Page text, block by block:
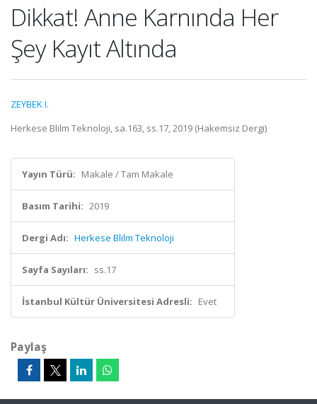
Dikkat! Anne Karnında Her
Şey Kayıt Altında
ZEYBEK I.
Herkese Blilm Teknoloji, sa.163, ss.17, 2019 (Hakemsiz Dergi)
Yayın Türü: Makale / Tam Makale
Basım Tarihi: 2019
Dergi Adı: Herkese Blilm Teknoloji
Sayfa Sayıları: ss.17
İstanbul Kültür Üniversitesi Adresli: Evet
Paylaş